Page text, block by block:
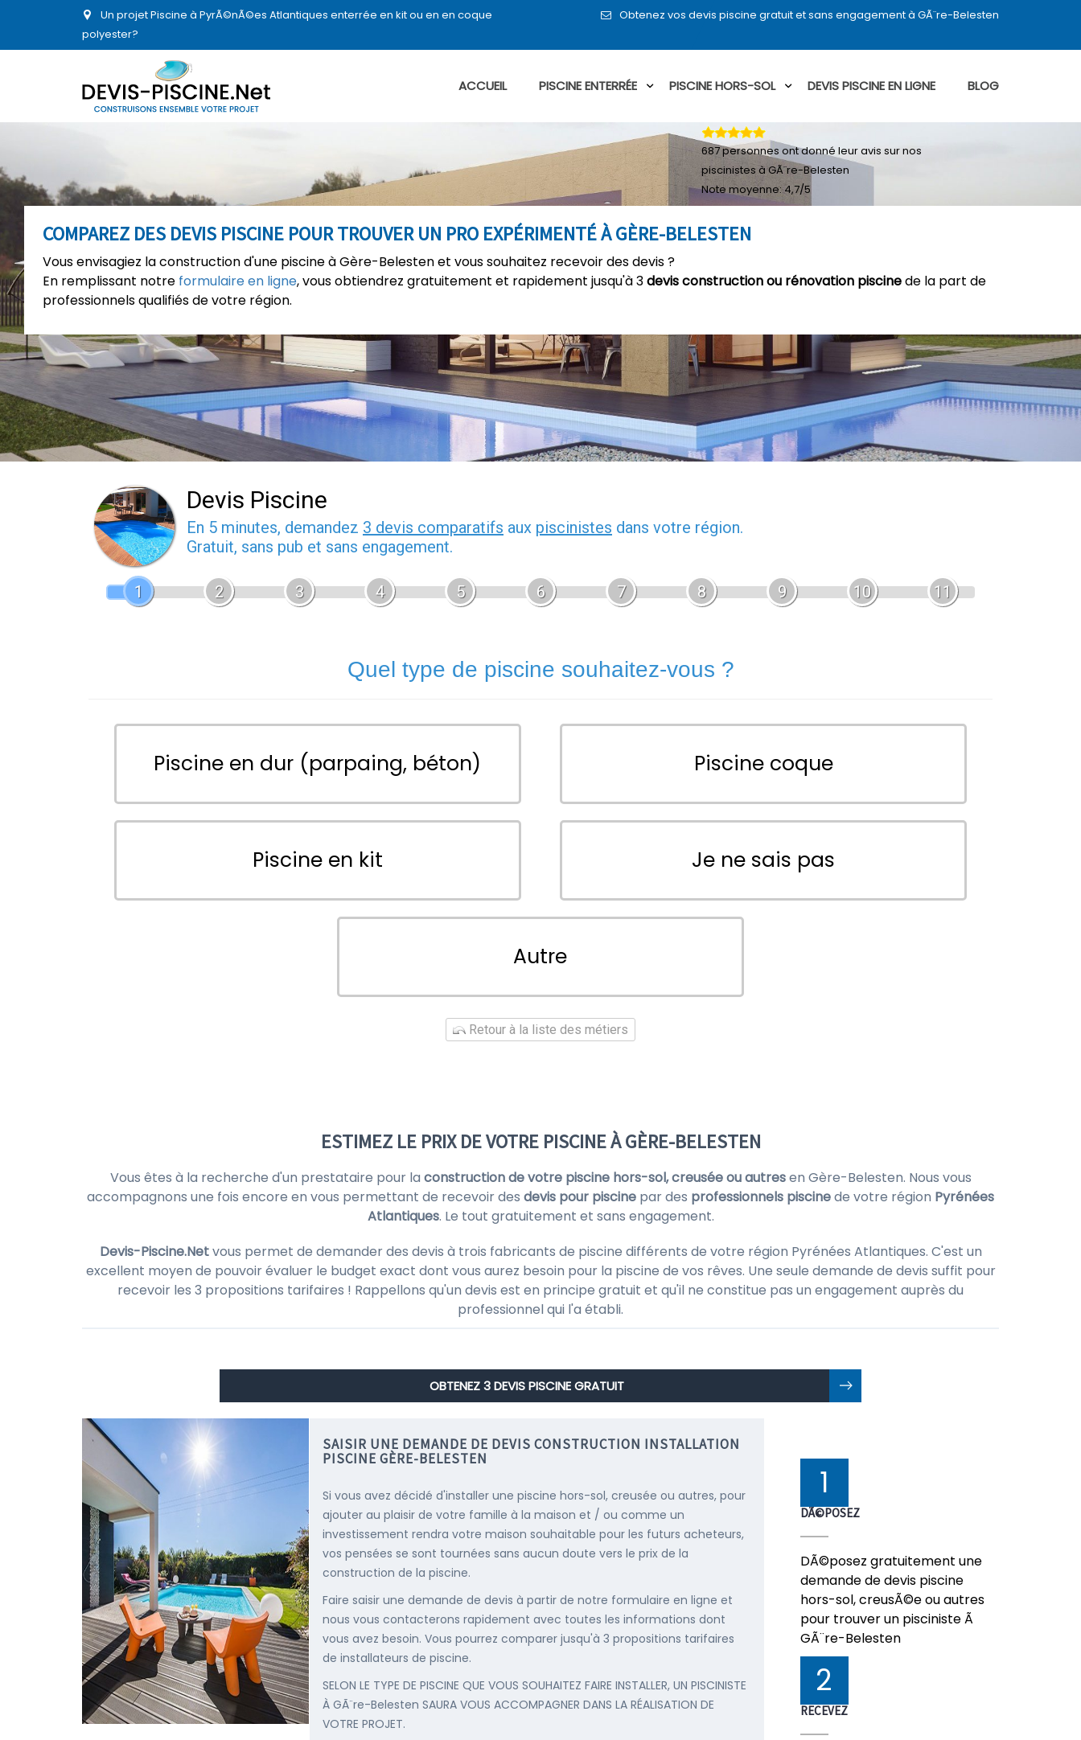
Un projet Piscine à PyrÃ©nÃ©es Atlantiques enterrée en kit ou en en coque
polyester?
Obtenez vos devis piscine gratuit et sans engagement à GÃ¨re-Belesten
ACCUEIL PISCINE ENTERRÉE PISCINE HORS-SOL DEVIS PISCINE EN LIGNE BLOG
COMPAREZ DES DEVIS PISCINE POUR TROUVER UN PRO EXPÉRIMENTÉ À GÈRE-BELESTEN
Vous envisagiez la construction d'une piscine à Gère-Belesten et vous souhaitez recevoir des devis ?
En remplissant notre formulaire en ligne, vous obtiendrez gratuitement et rapidement jusqu'à 3devis construction ou rénovation piscinede la part de
professionnels qualifiés de votre région.
687personnes ont donné leuravis sur nos
piscinistes à GÃ¨re-Belesten
Note moyenne:4,7/5
Devis Piscine
En 5 minutes, demandez 3 devis comparatifs aux piscinistes dans votre région.
Gratuit, sans pub et sans engagement.
1 2 3 4 5 6 7 8 9 10 11
Quel type de piscine souhaitez-vous ?
Piscine en dur (parpaing, béton) Piscine coque
Piscine en kit Je ne sais pas
Autre
Retour à la liste des métiers
ESTIMEZ LE PRIX DE VOTRE PISCINE À GÈRE-BELESTEN
Vous êtes à la recherche d'un prestataire pour la construction de votre piscine hors-sol, creusée ou autresen Gère-Belesten. Nous vous
accompagnons une fois encore en vous permettant de recevoir des devis pour piscine par des professionnels piscinede votre région Pyrénées
Atlantiques. Le tout gratuitement et sans engagement.
Devis-Piscine.Netvous permet de demander des devis à trois fabricants de piscine différents de votre région Pyrénées Atlantiques. C'est un
excellent moyen de pouvoir évaluer le budget exact dont vous aurez besoin pour la piscine de vos rêves. Une seule demande de devis suffit pour
recevoir les 3 propositions tarifaires ! Rappellons qu'un devis est en principe gratuit et qu'il ne constitue pas un engagement auprès du
professionnel qui l'a établi.
OBTENEZ 3 DEVIS PISCINE GRATUIT
SAISIR UNE DEMANDE DE DEVIS CONSTRUCTION INSTALLATION
PISCINE GÈRE-BELESTEN
Si vous avez décidé d'installer une piscine hors-sol, creusée ou autres, pour
ajouter au plaisir de votre famille à la maison et / ou comme un
investissement rendra votre maison souhaitable pour les futurs acheteurs,
vos pensées se sont tournées sans aucun doute vers le prix de la
construction de la piscine.
Faire saisir une demande de devis à partir de notre formulaire en ligne et
nous vous contacterons rapidement avec toutes les informations dont
vous avez besoin. Vous pourrez comparer jusqu'à 3 propositions tarifaires
de installateurs de piscine.
SELON LE TYPE DE PISCINE QUE VOUS SOUHAITEZ FAIRE INSTALLER, UN PISCINISTE
À GÃ¨re-Belesten SAURA VOUS ACCOMPAGNER DANS LA RÉALISATION DE
VOTRE PROJET.
1
DÃ©POSEZ
DÃ©posez gratuitement une
demande de devis piscine
hors-sol, creusÃ©e ou autres
pour trouver un pisciniste Ã
GÃ¨re-Belesten
2
RECEVEZ